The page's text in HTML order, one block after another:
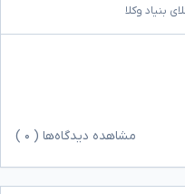
بنیاد وکلا
مشاهده دیدگاه‌ها ( ۰